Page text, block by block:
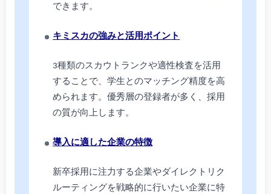
できます。
キミスカの強みと活用ポイント
3種類のスカウトランクや適性検査を活用
することで、学生とのマッチング精度を高
められます。優秀層の登録者が多く、採用
の質が向上します。
導入に適した企業の特徴
新卒採用に注力する企業やダイレクトリク
ルーティングを戦略的に行いたい企業に特